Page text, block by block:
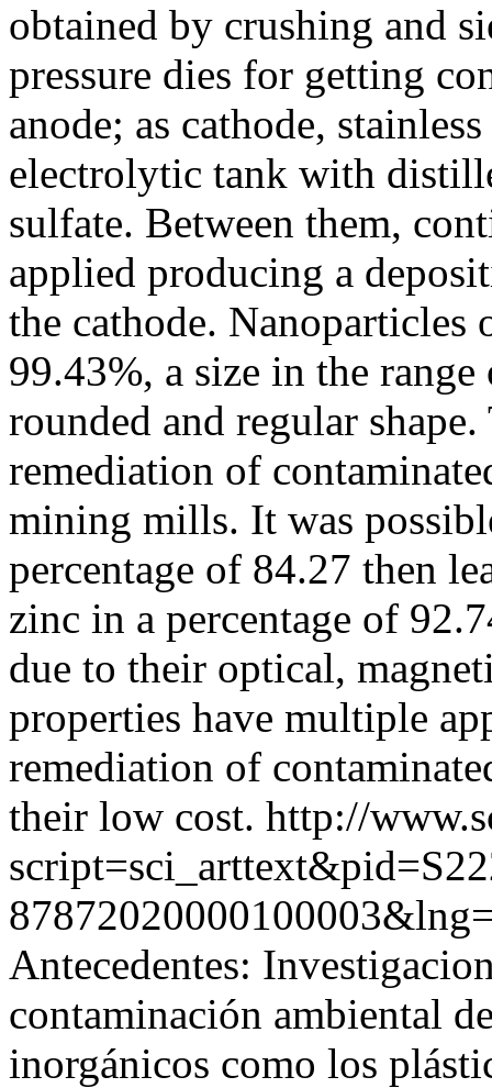
obtained by crushing and
pressure dies for getting
anode; as cathode,
electrolytic tank with
sulfate. Between them,
applied producing a
the cathode. Nanoparticles
99.43%, a size in the
rounded and regular
remediation of
mining mills. It was
percentage of 84.27 then
zinc in a percentage of
due to their optical,
properties have multiple
remediation of
their low cost. http://
Antecedentes:
contaminación ambiental
inorgánicos como los